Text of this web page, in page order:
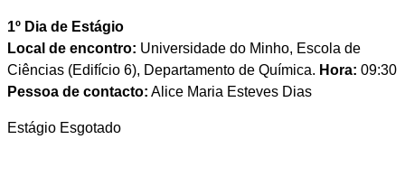
1º Dia de Estágio
Local de encontro: Universidade do Minho, Escola de
Ciências (Edifício 6), Departamento de Química. Hora: 09:30
Pessoa de contacto: Alice Maria Esteves Dias
Estágio Esgotado